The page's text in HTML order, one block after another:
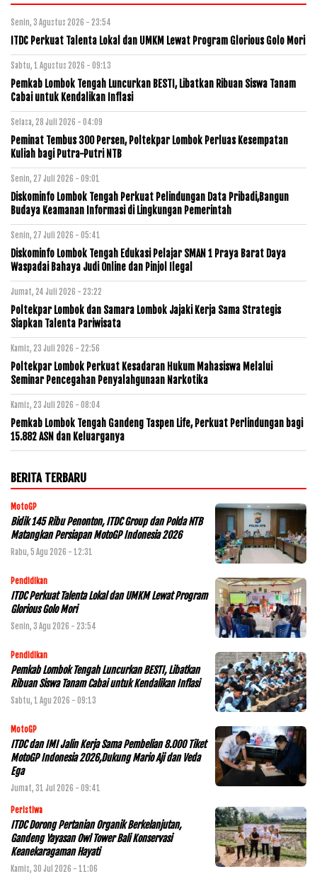
Senin, 3 Agustus 2026 - 23:54
ITDC Perkuat Talenta Lokal dan UMKM Lewat Program Glorious Golo Mori
Sabtu, 1 Agustus 2026 - 09:13
Pemkab Lombok Tengah Luncurkan BESTI, Libatkan Ribuan Siswa Tanam
Cabai untuk Kendalikan Inflasi
Selasa, 28 Juli 2026 - 04:09
Peminat Tembus 300 Persen, Poltekpar Lombok Perluas Kesempatan
Kuliah bagi Putra-Putri NTB
Senin, 27 Juli 2026 - 09:01
Diskominfo Lombok Tengah Perkuat Pelindungan Data Pribadi,Bangun
Budaya Keamanan Informasi di Lingkungan Pemerintah
Senin, 27 Juli 2026 - 05:41
Diskominfo Lombok Tengah Edukasi Pelajar SMAN 1 Praya Barat Daya
Waspadai Bahaya Judi Online dan Pinjol Ilegal
Jumat, 24 Juli 2026 - 23:22
Poltekpar Lombok dan Samara Lombok Jajaki Kerja Sama Strategis
Siapkan Talenta Pariwisata
Kamis, 23 Juli 2026 - 22:56
Poltekpar Lombok Perkuat Kesadaran Hukum Mahasiswa Melalui
Seminar Pencegahan Penyalahgunaan Narkotika
Kamis, 23 Juli 2026 - 08:04
Pemkab Lombok Tengah Gandeng Taspen Life, Perkuat Perlindungan bagi
15.882 ASN dan Keluarganya
BERITA TERBARU
MotoGP
Bidik 145 Ribu Penonton, ITDC Group dan Polda NTB
Matangkan Persiapan MotoGP Indonesia 2026
Rabu, 5 Agu 2026 - 12:31
Pendidikan
ITDC Perkuat Talenta Lokal dan UMKM Lewat Program
Glorious Golo Mori
Senin, 3 Agu 2026 - 23:54
Pendidikan
Pemkab Lombok Tengah Luncurkan BESTI, Libatkan
Ribuan Siswa Tanam Cabai untuk Kendalikan Inflasi
Sabtu, 1 Agu 2026 - 09:13
MotoGP
ITDC dan IMI Jalin Kerja Sama Pembelian 8.000 Tiket
MotoGP Indonesia 2026,Dukung Mario Aji dan Veda
Ega
Jumat, 31 Jul 2026 - 09:41
Peristiwa
ITDC Dorong Pertanian Organik Berkelanjutan,
Gandeng Yayasan Owl Tower Bali Konservasi
Keanekaragaman Hayati
Kamis, 30 Jul 2026 - 11:06